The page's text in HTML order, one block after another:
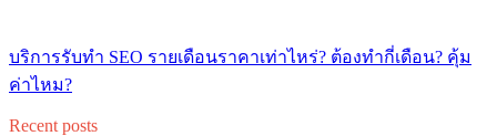
บริการรับทำ SEO รายเดือนราคาเท่าไหร่? ต้องทำกี่เดือน? คุ้ม
ค่าไหม?
Recent posts